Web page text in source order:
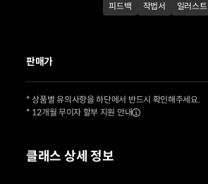
피드백 작법서 일러스트
클래스 상세 정보
판매가
* 상품별 유의사항을 하단에서 반드시 확인해주세요.
* 12개월 무이자 할부 지원 안내